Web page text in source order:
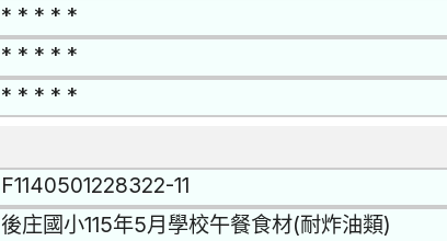
* * * * *
* * * * *
* * * * *
F1140501228322-11
後庄國小115年5月學校午餐食材(耐炸油類)